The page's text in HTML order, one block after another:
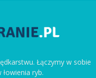
Łączymy w sobie
ryb.